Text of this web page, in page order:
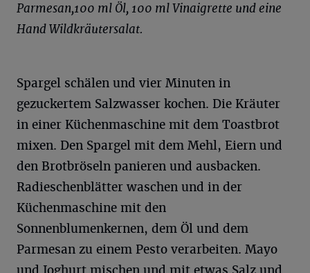
Parmesan,100 ml Öl, 100 ml Vinaigrette und eine
Hand Wildkräutersalat.
Spargel schälen und vier Minuten in
gezuckertem Salzwasser kochen. Die Kräuter
in einer Küchenmaschine mit dem Toastbrot
mixen. Den Spargel mit dem Mehl, Eiern und
den Brotbröseln panieren und ausbacken.
Radieschenblätter waschen und in der
Küchenmaschine mit den
Sonnenblumenkernen, dem Öl und dem
Parmesan zu einem Pesto verarbeiten. Mayo